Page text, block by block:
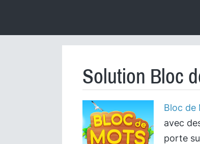
Solution Bloc
Bloc de
avec
porte